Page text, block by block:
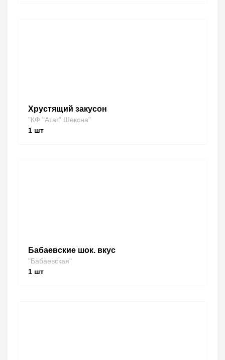
Хрустящий закусон
"КФ "Атаг" Шексна"
1 шт
Бабаевские шок. вкус
"Бабаевская"
1 шт